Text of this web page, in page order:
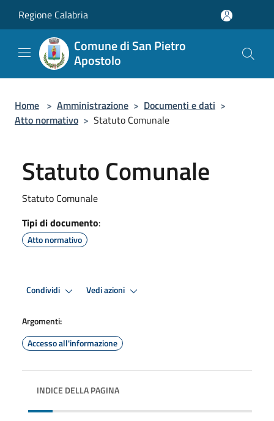
Regione Calabria
Comune di San Pietro
Apostolo
Home > Amministrazione > Documenti e dati >
Atto normativo > Statuto Comunale
Statuto Comunale
Statuto Comunale
Tipi di documento:
Atto normativo
Condividi Vedi azioni
Argomenti:
Accesso all'informazione
INDICE DELLA PAGINA